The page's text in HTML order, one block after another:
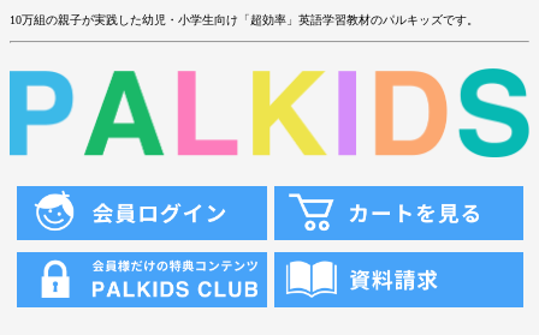
10万組の親子が実践した幼児・小学生向け「超効率」英語学習教材のパルキッズです。